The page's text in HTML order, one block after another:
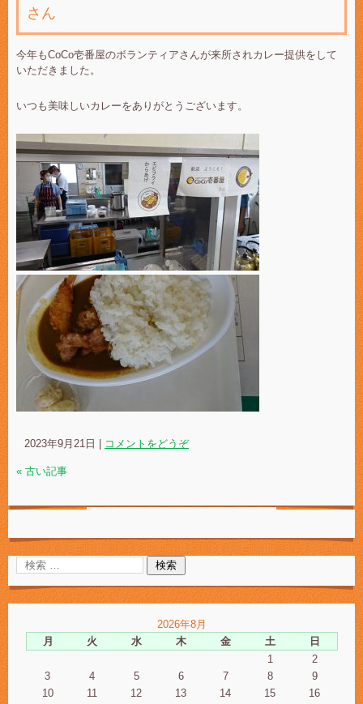
さん
今年もCoCo壱番屋のボランティアさんが来所されカレー提供をして
いただきました。
いつも美味しいカレーをありがとうございます。
2023年9月21日 コメントをどうぞ
« 古い記事
2026年8月
月
火 水 木 金 土
日
1
2
3
4 5 6 7 8
9
10
11 12 13 14 15
16